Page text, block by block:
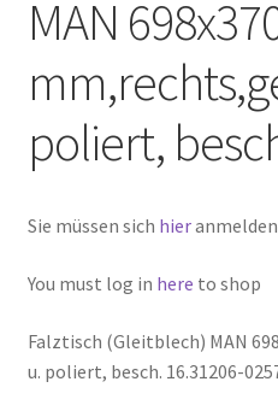
MAN
poliert,
Sie müssen sich hier
You must log in here to shop
Falztisch (Gleitblech) MAN
u. poliert, besch. 16.31206-